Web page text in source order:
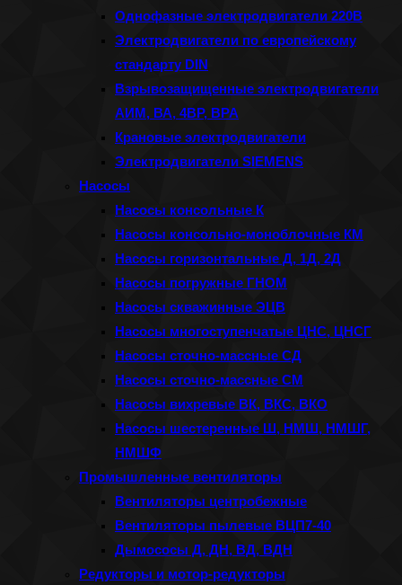
Однофазные электродвигатели 220В
Электродвигатели по европейскому
стандарту DIN
Взрывозащищенные электродвигатели
АИМ, ВА, 4ВР, ВРА
Крановые электродвигатели
Электродвигатели SIEMENS
Насосы
Насосы консольные К
Насосы консольно-моноблочные КМ
Насосы горизонтальные Д, 1Д, 2Д
Насосы погружные ГНОМ
Насосы скважинные ЭЦВ
Насосы многоступенчатые ЦНС, ЦНСГ
Насосы сточно-массные СД
Насосы сточно-массные СМ
Насосы вихревые ВК, ВКС, ВКО
Насосы шестеренные Ш, НМШ, НМШГ,
НМШФ
Промышленные вентиляторы
Вентиляторы центробежные
Вентиляторы пылевые ВЦП7-40
Дымососы Д, ДН, ВД, ВДН
Редукторы и мотор-редукторы